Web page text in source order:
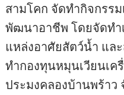
สามโคก จัดทำกิจกรร
พัฒนาอาชีพ โดยจัดทำ
แหล่งอาศัยสัตว์น้ำ แล
ทำกองทุนหมุนเวียนเค
ประมงคลองบ้านพร้าว